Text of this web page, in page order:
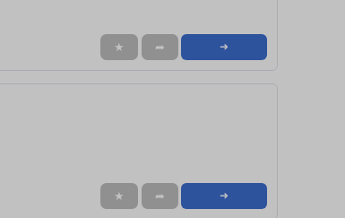
★ ➦ ➜
★ ➦ ➜